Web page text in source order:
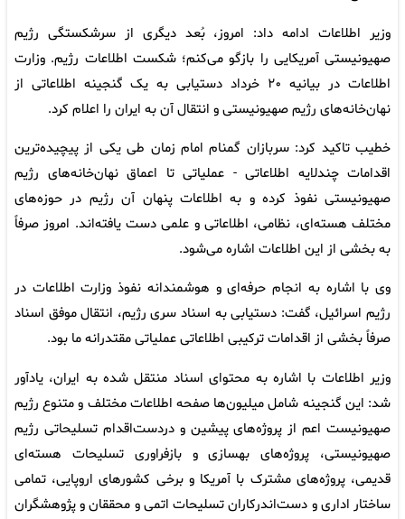
وزیر اطلاعات ادامه داد: امروز، بُعد دیگری از سرشکستگی رژیم
صهیونیستی آمریکایی را بازگو می‌کنم؛ شکست اطلاعات رژیم. وزارت
اطلاعات در بیانیه ۲۰ خرداد دستیابی به یک گنجینه اطلاعاتی از
نهان‌خانه‌های رژیم صهیونیستی و انتقال آن به ایران را اعلام کرد.
خطیب تاکید کرد: سربازان گمنام امام زمان طی یکی از پیچیده‌ترین
اقدامات چندلایه اطلاعاتی - عملیاتی تا اعماق نهان‌خانه‌های رژیم
صهیونیستی نفوذ کرده و به اطلاعات پنهان آن رژیم در حوزه‌های
مختلف هسته‌ای، نظامی، اطلاعاتی و علمی دست یافته‌اند. امروز صرفاً
به بخشی از این اطلاعات اشاره می‌شود.
وی با اشاره به انجام حرفه‌ای و هوشمندانه نفوذ وزارت اطلاعات در
رژیم اسرائیل، گفت: دستیابی به اسناد سری رژیم، انتقال موفق اسناد
صرفاً بخشی از اقدامات ترکیبی اطلاعاتی عملیاتی مقتدرانه ما بود.
وزیر اطلاعات با اشاره به محتوای اسناد منتقل شده به ایران، یادآور
شد: این گنجینه شامل میلیون‌ها صفحه اطلاعات مختلف و متنوع رژیم
صهیونیست اعم از پروژه‌های پیشین و دردست‌اقدام تسلیحاتی رژیم
صهیونیستی، پروژه‌های بهسازی و بازفراوری تسلیحات هسته‌ای
قدیمی، پروژه‌های مشترک با آمریکا و برخی کشورهای اروپایی، تمامی
ساختار اداری و دست‌اندرکاران تسلیحات اتمی و محققان و پژوهشگران